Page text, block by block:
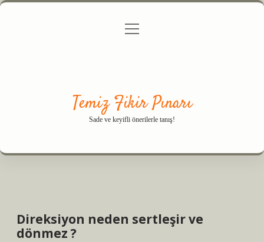
Gizlilik Politikası
menüyü
Temiz Fikir Pınarı
Sade ve keyifli önerilerle tanış!
Direksiyon neden sertleşir ve
dönmez ?